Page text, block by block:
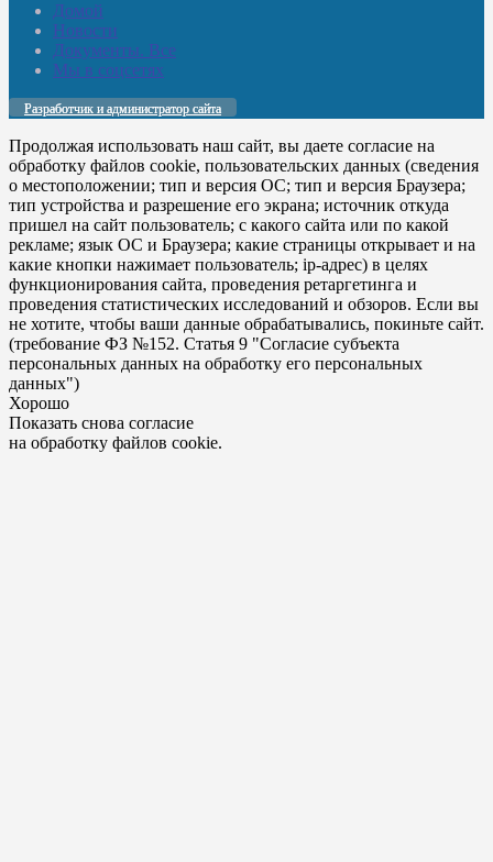
Домой
Новости
Документы. Все
Мы в соцсетях
Разработчик и администратор сайта
Продолжая использовать наш сайт, вы даете согласие на
обработку файлов cookie, пользовательских данных (сведения
о местоположении; тип и версия ОС; тип и версия Браузера;
тип устройства и разрешение его экрана; источник откуда
пришел на сайт пользователь; с какого сайта или по какой
рекламе; язык ОС и Браузера; какие страницы открывает и на
какие кнопки нажимает пользователь; ip-адрес) в целях
функционирования сайта, проведения ретаргетинга и
проведения статистических исследований и обзоров. Если вы
не хотите, чтобы ваши данные обрабатывались, покиньте сайт.
(требование ФЗ №152. Статья 9 "Согласие субъекта
персональных данных на обработку его персональных
данных")
Хорошо
Показать снова согласие
на обработку файлов cookie.